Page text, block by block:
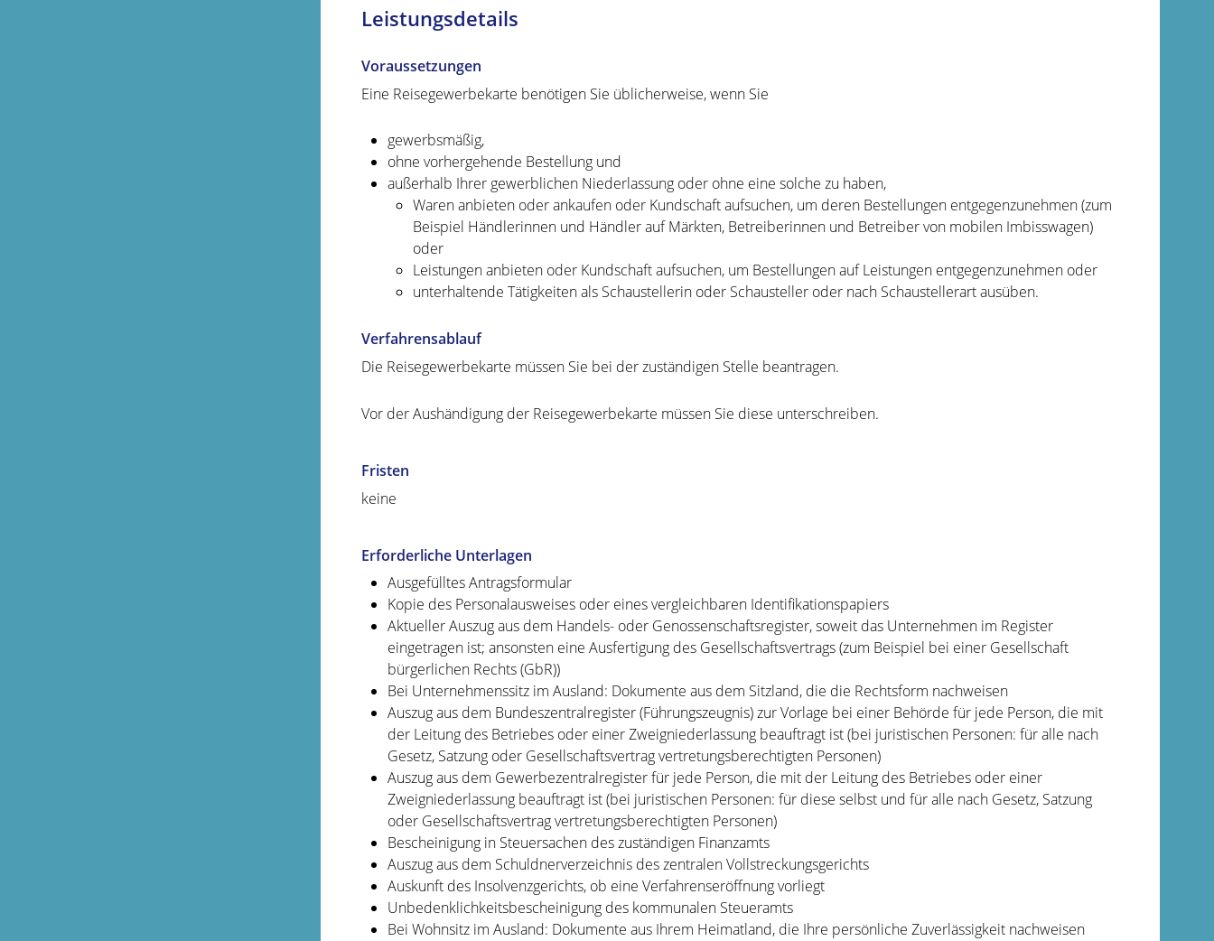
Leistungsdetails
Voraussetzungen
Eine Reisegewerbekarte benötigen Sie üblicherweise, wenn Sie
gewerbsmäßig,
ohne vorhergehende Bestellung und
außerhalb Ihrer gewerblichen Niederlassung oder ohne eine solche zu haben,
Waren anbieten oder ankaufen oder Kundschaft aufsuchen, um deren Bestellungen entgegenzunehmen(zum
Beispiel Händlerinnen und Händler auf Märkten, Betreiberinnen und Betreiber von mobilen Imbisswagen)
oder
Leistungen anbieten oder Kundschaft aufsuchen, um Bestellungen auf Leistungen entgegenzunehmen oder
unterhaltende Tätigkeiten als Schaustellerin oder Schausteller oder nach Schaustellerart ausüben.
Verfahrensablauf
Die Reisegewerbekarte müssen Sie bei der zuständigen Stelle beantragen.
Vor der Aushändigung der Reisegewerbekarte müssen Sie diese unterschreiben.
Fristen
keine
Erforderliche Unterlagen
Ausgefülltes Antragsformular
Kopie des Personalausweises oder eines vergleichbaren Identifikationspapiers
Aktueller Auszug aus dem Handels- oder Genossenschaftsregister, soweit das Unternehmen im Register
eingetragen ist; ansonsten eine Ausfertigung des Gesellschaftsvertrags (zum Beispiel bei einer Gesellschaft
bürgerlichen Rechts (GbR))
Bei Unternehmenssitz im Ausland: Dokumente aus dem Sitzland, die die Rechtsform nachweisen
Auszug aus dem Bundeszentralregister (Führungszeugnis) zur Vorlage bei einer Behörde für jede Person, die mit
der Leitung des Betriebes oder einer Zweigniederlassung beauftragt ist (bei juristischen Personen: für alle nach
Gesetz, Satzung oder Gesellschaftsvertrag vertretungsberechtigten Personen)
Auszug aus dem Gewerbezentralregister für jede Person, die mit der Leitung des Betriebes oder einer
Zweigniederlassung beauftragt ist (bei juristischen Personen: für diese selbst und für alle nach Gesetz, Satzung
oder Gesellschaftsvertrag vertretungsberechtigten Personen)
Bescheinigung in Steuersachen des zuständigen Finanzamts
Auszug aus dem Schuldnerverzeichnis des zentralen Vollstreckungsgerichts
Auskunft des Insolvenzgerichts, ob eine Verfahrenseröffnung vorliegt
Unbedenklichkeitsbescheinigung des kommunalen Steueramts
Bei Wohnsitz im Ausland: Dokumente aus Ihrem Heimatland, die Ihre persönliche Zuverlässigkeit nachweisen